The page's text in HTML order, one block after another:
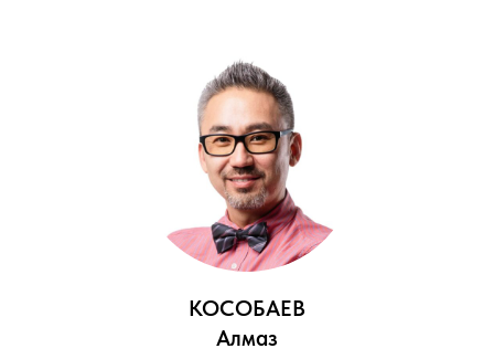
КОСОБАЕВ
Алмаз